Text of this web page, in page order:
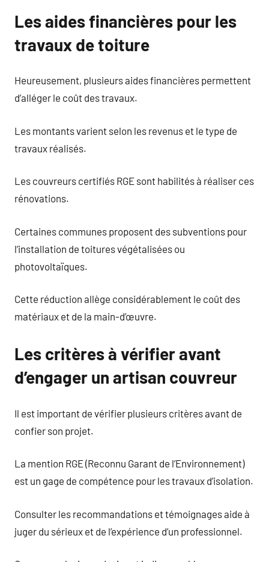
Les aides financières pour les
travaux de toiture
Heureusement, plusieurs aides financières permettent
d’alléger le coût des travaux.
Les montants varient selon les revenus et le type de
travaux réalisés.
Les couvreurs certifiés RGE sont habilités à réaliser ces
rénovations.
Certaines communes proposent des subventions pour
l’installation de toitures végétalisées ou
photovoltaïques.
Cette réduction allège considérablement le coût des
matériaux et de la main-d’œuvre.
Les critères à vérifier avant
d’engager un artisan couvreur
Il est important de vérifier plusieurs critères avant de
confier son projet.
La mention RGE (Reconnu Garant de l’Environnement)
est un gage de compétence pour les travaux d’isolation.
Consulter les recommandations et témoignages aide à
juger du sérieux et de l’expérience d’un professionnel.